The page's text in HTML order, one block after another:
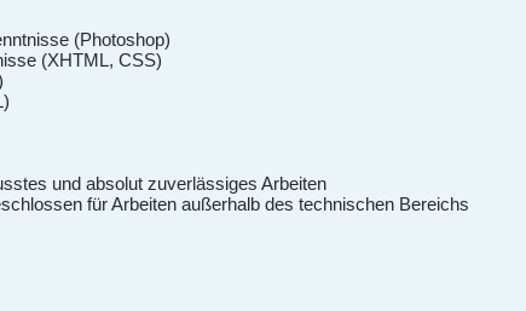
(Photoshop)
(XHTML, CSS)
und absolut zuverlässiges Arbeiten
für Arbeiten außerhalb des technischen Bereichs